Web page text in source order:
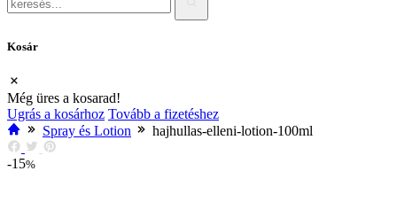
Kosár
Még üres a kosarad!
Ugrás a kosárhoz Tovább a fizetéshez
Spray és Lotion
hajhullas-elleni-lotion-100ml
-15%